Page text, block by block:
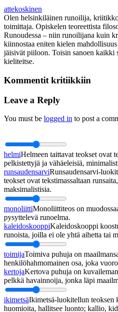
attekoskinen
Olen helsinkiläinen runoilija,
toimittaja. Opiskelen teoreettista
Runoudessa – niin runoilijana kuin
kiinnostaa eniten kielen
jäisivät piiloon. Toisin sanoen kaikki
kieliteitse.
Kommentit kritiikkiin
Leave a Reply
You must be logged in to post a
helmiHelmeen taittavat teokset ovat
pelkistettyjä ja vähäeleisiä,
runsaudensarviRunsaudensarvi-
teokset ovat tekstimassaltaan
maksimalistisia.
monoliittiMonoliittiteos on
pysyttelevä runoelma.
kaleidoskooppiKaleidoskooppi
runoista, joilla ei ole yhtä aihetta tai
toimijaToimiva puhuja on
henkilöhahmomainen osa, joka
kertojaKertova puhuja on
pelkkä havainnoija, jonka läpi
ikimetsäIkimetsä-luokitellun teoksen
huomioita, hallitsee luonto; kallio,